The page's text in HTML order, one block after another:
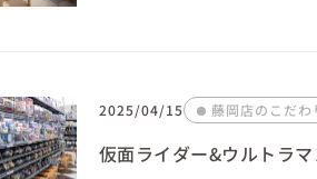
2025/04/15 藤岡店のこだわ
仮面ライダー&ウルトラ